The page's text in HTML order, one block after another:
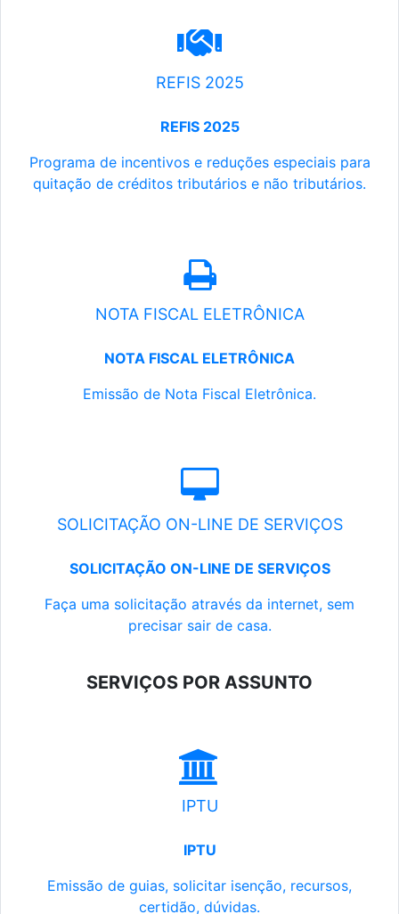
REFIS 2025
REFIS 2025
Programa de incentivos e reduções especiais para
quitação de créditos tributários e não tributários.
NOTA FISCAL ELETRÔNICA
NOTA FISCAL ELETRÔNICA
Emissão de Nota Fiscal Eletrônica.
SOLICITAÇÃO ON-LINE DE SERVIÇOS
SOLICITAÇÃO ON-LINE DE SERVIÇOS
Faça uma solicitação através da internet, sem
precisar sair de casa.
SERVIÇOS POR ASSUNTO
IPTU
IPTU
Emissão de guias, solicitar isenção, recursos,
certidão, dúvidas.